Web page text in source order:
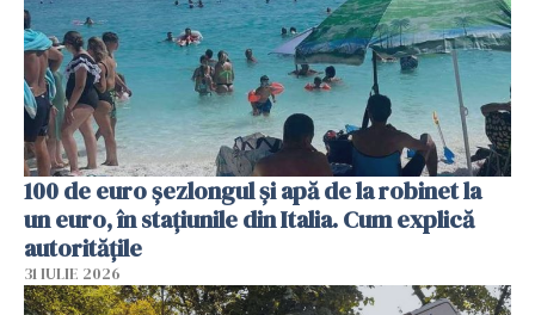
100 de euro șezlongul și apă de la robinet la
un euro, în stațiunile din Italia. Cum explică
autoritățile
31 IULIE 2026